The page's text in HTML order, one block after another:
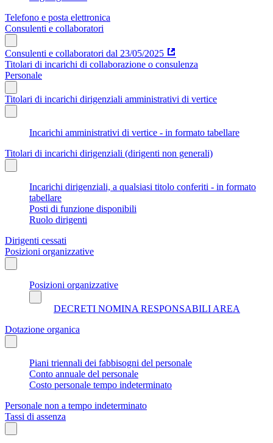
Telefono e posta elettronica
Consulenti e collaboratori
Consulenti e collaboratori dal 23/05/2025
Titolari di incarichi di collaborazione o consulenza
Personale
Titolari di incarichi dirigenziali amministrativi di vertice
Incarichi amministrativi di vertice - in formato tabellare
Titolari di incarichi dirigenziali (dirigenti non generali)
Incarichi dirigenziali, a qualsiasi titolo conferiti - in formato
tabellare
Posti di funzione disponibili
Ruolo dirigenti
Dirigenti cessati
Posizioni organizzative
Posizioni organizzative
DECRETI NOMINA RESPONSABILI AREA
Dotazione organica
Piani triennali dei fabbisogni del personale
Conto annuale del personale
Costo personale tempo indeterminato
Personale non a tempo indeterminato
Tassi di assenza